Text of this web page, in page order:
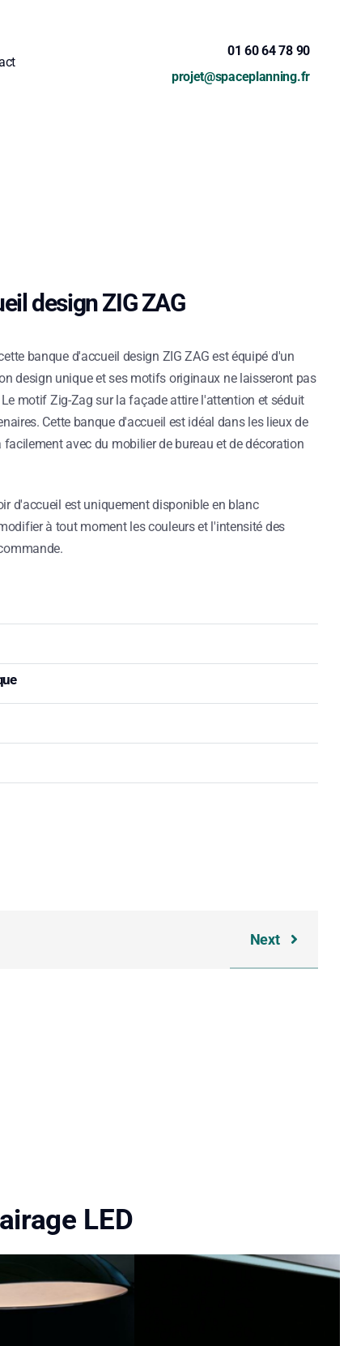
01 60 64 78 90
projet@spaceplanning.fr
design ZIG ZAG
banque d'accueil design ZIG ZAG est équipé d'un
design unique et ses motifs originaux ne laisseront pas
motif Zig-Zag sur la façade attire l'attention et séduit
Cette banque d'accueil est idéal dans les lieux de
facilement avec du mobilier de bureau et de décoration
d'accueil est uniquement disponible en blanc
à tout moment les couleurs et l'intensité des
Next
LED